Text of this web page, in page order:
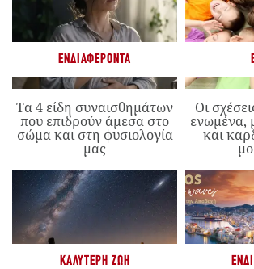
ΕΝΔΙΑΦΈΡΟΝΤΑ
Τα 4 είδη συναισθημάτων
που επιδρούν άμεσα στο
σώμα και στη φυσιολογία
μας
Οι
ενωμένα,
και
ΚΑΛΎΤΕΡΗ ΖΩΉ